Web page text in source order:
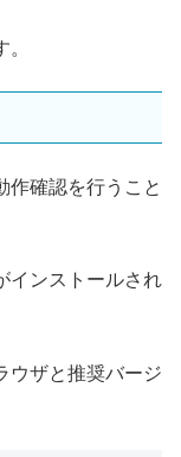
作確認を行うこと
インストールされ
ウザと推奨バージ